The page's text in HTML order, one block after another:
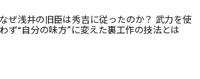
なぜ浅井の旧臣は秀吉に従ったのか？ 武力を使
わず“自分の味方”に変えた裏工作の技法とは